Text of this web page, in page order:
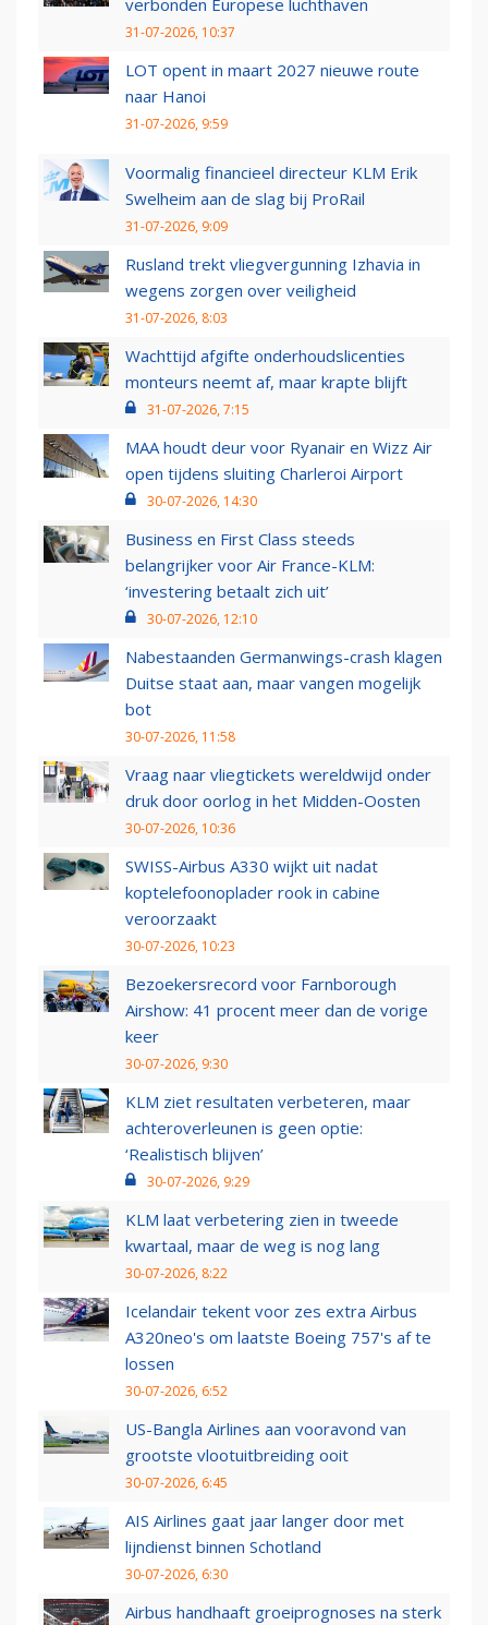
verbonden Europese luchthaven
31-07-2026, 10:37
LOT opent in maart 2027 nieuwe route
naar Hanoi
31-07-2026, 9:59
Voormalig financieel directeur KLM Erik
Swelheim aan de slag bij ProRail
31-07-2026, 9:09
Rusland trekt vliegvergunning Izhavia in
wegens zorgen over veiligheid
31-07-2026, 8:03
Wachttijd afgifte onderhoudslicenties
monteurs neemt af, maar krapte blijft
31-07-2026, 7:15
MAA houdt deur voor Ryanair en Wizz Air
open tijdens sluiting Charleroi Airport
30-07-2026, 14:30
Business en First Class steeds
belangrijker voor Air France-KLM:
‘investering betaalt zich uit’
30-07-2026, 12:10
Nabestaanden Germanwings-crash klagen
Duitse staat aan, maar vangen mogelijk
bot
30-07-2026, 11:58
Vraag naar vliegtickets wereldwijd onder
druk door oorlog in het Midden-Oosten
30-07-2026, 10:36
SWISS-Airbus A330 wijkt uit nadat
koptelefoonoplader rook in cabine
veroorzaakt
30-07-2026, 10:23
Bezoekersrecord voor Farnborough
Airshow: 41 procent meer dan de vorige
keer
30-07-2026, 9:30
KLM ziet resultaten verbeteren, maar
achteroverleunen is geen optie:
‘Realistisch blijven’
30-07-2026, 9:29
KLM laat verbetering zien in tweede
kwartaal, maar de weg is nog lang
30-07-2026, 8:22
Icelandair tekent voor zes extra Airbus
A320neo's om laatste Boeing 757's af te
lossen
30-07-2026, 6:52
US-Bangla Airlines aan vooravond van
grootste vlootuitbreiding ooit
30-07-2026, 6:45
AIS Airlines gaat jaar langer door met
lijndienst binnen Schotland
30-07-2026, 6:30
Airbus handhaaft groeiprognoses na sterk